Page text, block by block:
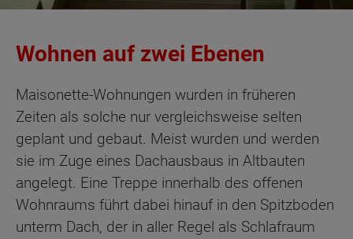
Wohnen auf zwei Ebenen
Maisonette-Wohnungen wurden in früheren
Zeiten als solche nur vergleichsweise selten
geplant und gebaut. Meist wurden und werden
sie im Zuge eines Dachausbaus in Altbauten
angelegt. Eine Treppe innerhalb des offenen
Wohnraums führt dabei hinauf in den Spitzboden
unterm Dach, der in aller Regel als Schlafraum